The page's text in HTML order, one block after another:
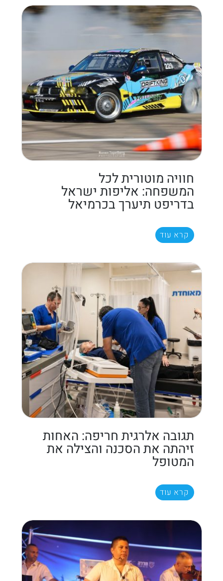
חוויה מוטורית לכל
המשפחה: אליפות ישראל
בדריפט תיערך בכרמיאל
קרא עוד
תגובה אלרגית חריפה: האחות
זיהתה את הסכנה והצילה את
המטופל
קרא עוד